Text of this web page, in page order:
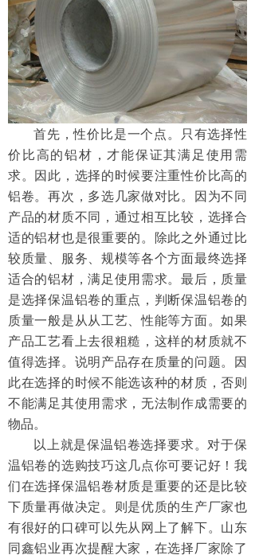
首先，性价比是一个点。只有选择性
价比高的铝材，才能保证其满足使用需
求。因此，选择的时候要注重性价比高的
铝卷。再次，多选几家做对比。因为不同
产品的材质不同，通过相互比较，选择合
适的铝材也是很重要的。除此之外通过比
较质量、服务、规模等各个方面最终选择
适合的铝材，满足使用需求。最后，质量
是选择保温铝卷的重点，判断保温铝卷的
质量一般是从从工艺、性能等方面。如果
产品工艺看上去很粗糙，这样的材质就不
值得选择。说明产品存在质量的问题。因
此在选择的时候不能选该种的材质，否则
不能满足其使用需求，无法制作成需要的
物品。
以上就是保温铝卷选择要求。对于保
温铝卷的选购技巧这几点你可要记好！我
们在选择保温铝卷材质是重要的还是比较
下质量再做决定。则是优质的生产厂家也
有很好的口碑可以先从网上了解下。山东
同鑫铝业再次提醒大家，在选择厂家除了